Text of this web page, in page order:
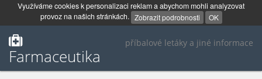
Využíváme cookies k personalizaci reklam a abychom mohli analyzovat
provoz na našich stránkách. Zobrazit podrobnosti OK
příbalové letáky a jiné informace
Farmaceutika